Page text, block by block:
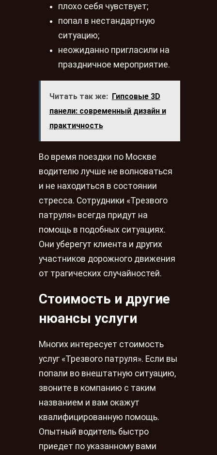
плохо себя чувствует;
попал в нестандартную
ситуацию;
неожиданно пригласили на
праздничное мероприятие.
Читать так же:
Гипсовые 3D
панели: современный дизайн и
практичность
Во время поездки по Москве
водителю лучше не волноваться
и не находиться в состоянии
стресса. Сотрудники «Трезвого
патруля» всегда придут на
помощь в подобных ситуациях.
Они уберегут клиента и других
участников дорожного движения
от трагических случайностей.
Стоимость и другие
нюансы услуги
Многих интересует стоимость
услуг «Трезвого патруля». Если вы
попали во внештатную ситуацию,
звоните в компанию с таким
названием и вам окажут
квалифицированную помощь.
Опытный водитель быстро
приедет по указанному вами